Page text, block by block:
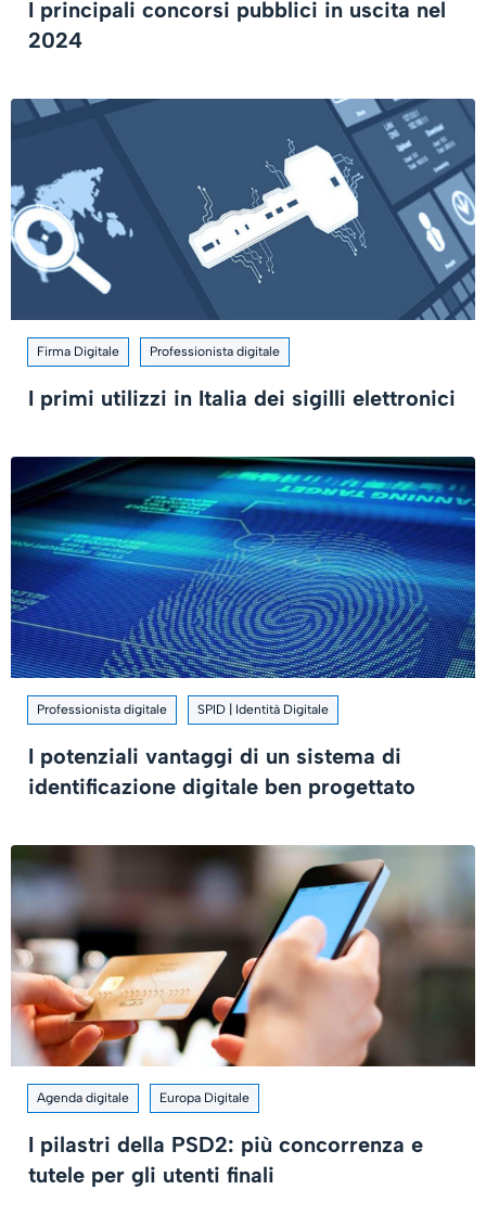
I principali concorsi pubblici in uscita nel
2024
Firma Digitale Professionista digitale
I primi utilizzi in Italia dei sigilli elettronici
Professionista digitale SPID | Identità Digitale
I potenziali vantaggi di un sistema di
identificazione digitale ben progettato
Agenda digitale Europa Digitale
I pilastri della PSD2: più concorrenza e
tutele per gli utenti finali